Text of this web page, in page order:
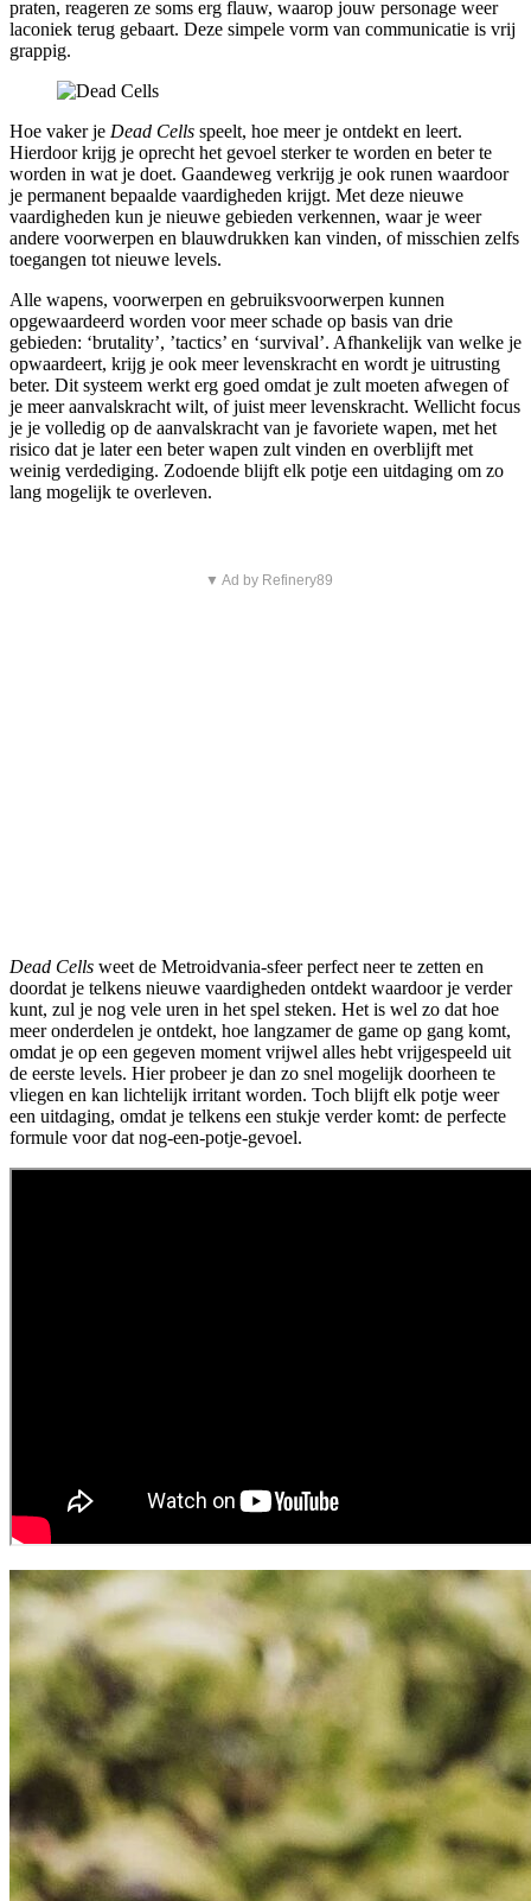
praten, reageren ze soms erg flauw, waarop jouw personage weer
laconiek terug gebaart. Deze simpele vorm van communicatie is vrij
grappig.
Hoe vaker je Dead Cells speelt, hoe meer je ontdekt en leert.
Hierdoor krijg je oprecht het gevoel sterker te worden en beter te
worden in wat je doet. Gaandeweg verkrijg je ook runen waardoor
je permanent bepaalde vaardigheden krijgt. Met deze nieuwe
vaardigheden kun je nieuwe gebieden verkennen, waar je weer
andere voorwerpen en blauwdrukken kan vinden, of misschien zelfs
toegangen tot nieuwe levels.
Alle wapens, voorwerpen en gebruiksvoorwerpen kunnen
opgewaardeerd worden voor meer schade op basis van drie
gebieden: ‘brutality’, ’tactics’ en ‘survival’. Afhankelijk van welke je
opwaardeert, krijg je ook meer levenskracht en wordt je uitrusting
beter. Dit systeem werkt erg goed omdat je zult moeten afwegen of
je meer aanvalskracht wilt, of juist meer levenskracht. Wellicht focus
je je volledig op de aanvalskracht van je favoriete wapen, met het
risico dat je later een beter wapen zult vinden en overblijft met
weinig verdediging. Zodoende blijft elk potje een uitdaging om zo
lang mogelijk te overleven.
▼ Ad by Refinery89
Dead Cells weet de Metroidvania-sfeer perfect neer te zetten en
doordat je telkens nieuwe vaardigheden ontdekt waardoor je verder
kunt, zul je nog vele uren in het spel steken. Het is wel zo dat hoe
meer onderdelen je ontdekt, hoe langzamer de game op gang komt,
omdat je op een gegeven moment vrijwel alles hebt vrijgespeeld uit
de eerste levels. Hier probeer je dan zo snel mogelijk doorheen te
vliegen en kan lichtelijk irritant worden. Toch blijft elk potje weer
een uitdaging, omdat je telkens een stukje verder komt: de perfecte
formule voor dat nog-een-potje-gevoel.